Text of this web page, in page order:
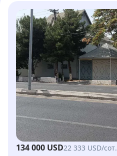
134 000 USD22 333 USD/сот.